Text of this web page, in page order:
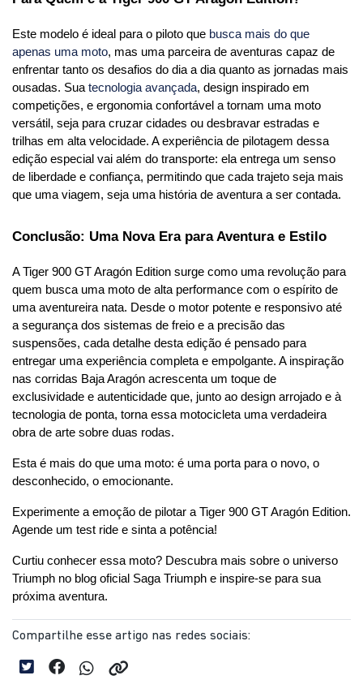
Este modelo é ideal para o piloto que busca mais do que
apenas uma moto, mas uma parceira de aventuras capaz de
enfrentar tanto os desafios do dia a dia quanto as jornadas mais
ousadas. Sua tecnologia avançada, design inspirado em
competições, e ergonomia confortável a tornam uma moto
versátil, seja para cruzar cidades ou desbravar estradas e
trilhas em alta velocidade. A experiência de pilotagem dessa
edição especial vai além do transporte: ela entrega um senso
de liberdade e confiança, permitindo que cada trajeto seja mais
que uma viagem, seja uma história de aventura a ser contada.
Conclusão: Uma Nova Era para Aventura e Estilo
A Tiger 900 GT Aragón Edition surge como uma revolução para
quem busca uma moto de alta performance com o espírito de
uma aventureira nata. Desde o motor potente e responsivo até
a segurança dos sistemas de freio e a precisão das
suspensões, cada detalhe desta edição é pensado para
entregar uma experiência completa e empolgante. A inspiração
nas corridas Baja Aragón acrescenta um toque de
exclusividade e autenticidade que, junto ao design arrojado e à
tecnologia de ponta, torna essa motocicleta uma verdadeira
obra de arte sobre duas rodas.
Esta é mais do que uma moto: é uma porta para o novo, o
desconhecido, o emocionante.
Experimente a emoção de pilotar a Tiger 900 GT Aragón Edition.
Agende um test ride e sinta a potência!
Curtiu conhecer essa moto? Descubra mais sobre o universo
Triumph no blog oficial Saga Triumph e inspire-se para sua
próxima aventura.
Compartilhe esse artigo nas redes sociais: